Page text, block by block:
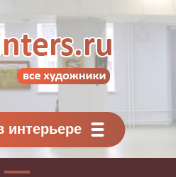
интерьере